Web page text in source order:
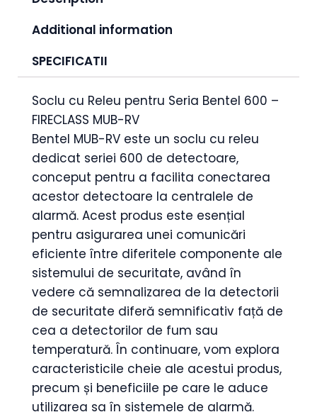
Additional information
SPECIFICATII
Soclu cu Releu pentru Seria Bentel 600 –
FIRECLASS MUB-RV
Bentel MUB-RV este un soclu cu releu
dedicat seriei 600 de detectoare,
conceput pentru a facilita conectarea
acestor detectoare la centralele de
alarmă. Acest produs este esențial
pentru asigurarea unei comunicări
eficiente între diferitele componente ale
sistemului de securitate, având în
vedere că semnalizarea de la detectorii
de securitate diferă semnificativ față de
cea a detectorilor de fum sau
temperatură. În continuare, vom explora
caracteristicile cheie ale acestui produs,
precum și beneficiile pe care le aduce
utilizarea sa în sistemele de alarmă.